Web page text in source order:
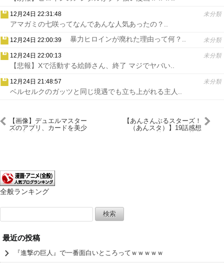
12月24日 22:31:48 未分類
アマガミの七咲ってなんであんな人気あったの？..
12月24日 22:00:39 未分類
暴力ヒロインが廃れた理由って何？..
12月24日 22:00:13 未分類
【悲報】Xで活動する絵師さん、終了 マジでヤバい..
12月24日 21:48:57 未分類
ベルセルクのガッツと同じ境遇でも立ち上がれる主人..
【画像】デュエルマスター
ズのアプリ、カードを美少
【あんさんぶるスターズ！
（あんスタ）】19話感想
全般ランキング
索:
最近の投稿
『進撃の巨人』で一番面白いところってｗｗｗｗｗ